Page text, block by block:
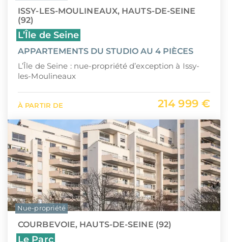
ISSY-LES-MOULINEAUX, HAUTS-DE-SEINE
(92)
L’Île de Seine
APPARTEMENTS DU STUDIO AU 4 PIÈCES
L’Île de Seine : nue-propriété d’exception à Issy-
les-Moulineaux
À PARTIR DE 214 999 €
COURBEVOIE, HAUTS-DE-SEINE (92)
Le Parc
Nue-propriété